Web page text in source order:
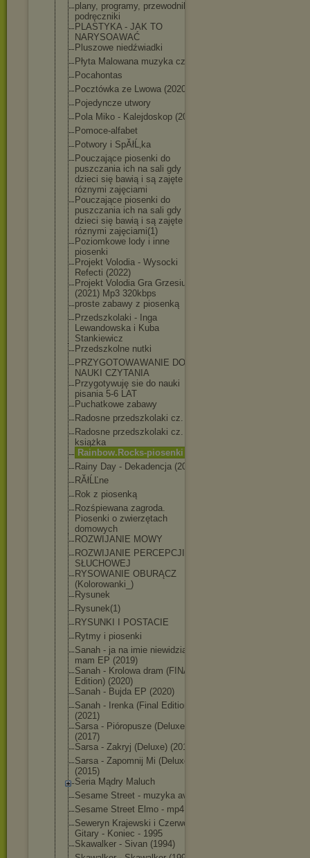
plany, programy, przewodniki,
podręczniki
PLASTYKA - JAK TO
NARYSOAWAĆ
Pluszowe niedźwiadki
Płyta Malowana muzyka cz 1
Pocahontas
Pocztówka ze Lwowa (2020)
Pojedyncze utwory
Pola Miko - Kalejdoskop (2021)
Pomoce-alfabet
Potwory i SpĂłĹ‚ka
Pouczające piosenki do
puszczania ich na sali gdy
dzieci się bawią i są zajęte
róznymi zajęciami
Pouczające piosenki do
puszczania ich na sali gdy
dzieci się bawią i są zajęte
róznymi zajęciami(1)
Poziomkowe lody i inne
piosenki
Projekt Volodia - Wysocki
Refecti (2022)
Projekt Volodia Gra Grzesiuka
(2021) Mp3 320kbps
proste zabawy z piosenką
Przedszkolaki - Inga
Lewandowska i Kuba
Stankiewicz
Przedszkolne nutki
PRZYGOTOWAWANI E DO
NAUKI CZYTANIA
Przygotywuję sie do nauki
pisania 5-6 LAT
Puchatkowe zabawy
Radosne przedszkolaki cz. 2
Radosne przedszkolaki cz. 2 -
książka
Rainbow.Rocks-piosenki
Rainy Day - Dekadencja (2021)
RĂłĹĽne
Rok z piosenką
Rozśpiewana zagroda.
Piosenki o zwierzętach
domowych
ROZWIJANIE MOWY
ROZWIJANIE PERCEPCJI
SŁUCHOWEJ
RYSOWANIE OBURĄCZ
(Kolorowanki_)
Rysunek
Rysunek(1)
RYSUNKI I POSTACIE
Rytmy i piosenki
Sanah - ja na imie niewidzialna
mam EP (2019)
Sanah - Krolowa dram (FINAL
Edition) (2020)
Sanah - Bujda EP (2020)
Sanah - Irenka (Final Edition)
(2021)
Sarsa - Pióropusze (Deluxe)
(2017)
Sarsa - Zakryj (Deluxe) (2019)
Sarsa - Zapomnij Mi (Deluxe)
(2015)
Seria Mądry Maluch
Sesame Street - muzyka avi
Sesame Street Elmo - mp4
Seweryn Krajewski i Czerwone
Gitary - Koniec - 1995
Skawalker - Sivan (1994)